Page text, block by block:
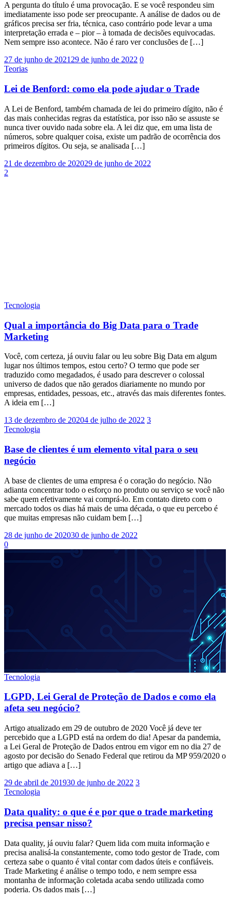
A pergunta do título é uma provocação. E se você respondeu sim
imediatamente isso pode ser preocupante. A análise de dados ou de
gráficos precisa ser fria, técnica, caso contrário pode levar a uma
interpretação errada e – pior – à tomada de decisões equivocadas.
Nem sempre isso acontece. Não é raro ver conclusões de […]
27 de junho de 202129 de junho de 2022 0
Teorias
Lei de Benford: como ela pode ajudar o Trade
A Lei de Benford, também chamada de lei do primeiro dígito, não é
das mais conhecidas regras da estatística, por isso não se assuste se
nunca tiver ouvido nada sobre ela. A lei diz que, em uma lista de
números, sobre qualquer coisa, existe um padrão de ocorrência dos
primeiros dígitos. Ou seja, se analisada […]
21 de dezembro de 202029 de junho de 2022
2
Tecnologia
Qual a importância do Big Data para o Trade
Marketing
Você, com certeza, já ouviu falar ou leu sobre Big Data em algum
lugar nos últimos tempos, estou certo? O termo que pode ser
traduzido como megadados, é usado para descrever o colossal
universo de dados que não gerados diariamente no mundo por
empresas, entidades, pessoas, etc., através das mais diferentes fontes.
A ideia em […]
13 de dezembro de 20204 de julho de 2022 3
Tecnologia
Base de clientes é um elemento vital para o seu
negócio
A base de clientes de uma empresa é o coração do negócio. Não
adianta concentrar todo o esforço no produto ou serviço se você não
sabe quem efetivamente vai comprá-lo. Em contato direto com o
mercado todos os dias há mais de uma década, o que eu percebo é
que muitas empresas não cuidam bem […]
28 de junho de 202030 de junho de 2022
0
Tecnologia
LGPD, Lei Geral de Proteção de Dados e como ela
afeta seu negócio?
Artigo atualizado em 29 de outubro de 2020 Você já deve ter
percebido que a LGPD está na ordem do dia! Apesar da pandemia,
a Lei Geral de Proteção de Dados entrou em vigor em no dia 27 de
agosto por decisão do Senado Federal que retirou da MP 959/2020 o
artigo que adiava a […]
29 de abril de 201930 de junho de 2022 3
Tecnologia
Data quality: o que é e por que o trade marketing
precisa pensar nisso?
Data quality, já ouviu falar? Quem lida com muita informação e
precisa analisá-la constantemente, como todo gestor de Trade, com
certeza sabe o quanto é vital contar com dados úteis e confiáveis.
Trade Marketing é análise o tempo todo, e nem sempre essa
montanha de informação coletada acaba sendo utilizada como
poderia. Os dados mais […]